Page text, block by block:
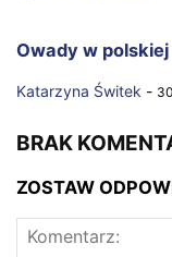
Owady w
Katarzyna Świtek -
BRAK
ZOSTAW